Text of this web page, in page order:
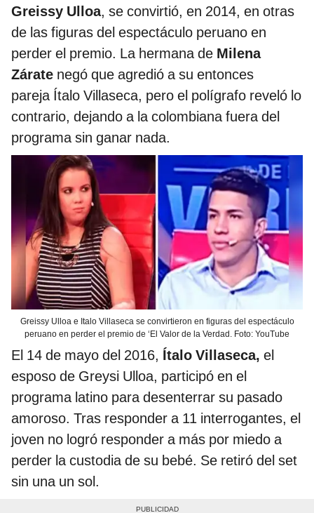
Greissy Ulloa, se convirtió, en 2014, en otras
de las figuras del espectáculo peruano en
perder el premio. La hermana de Milena
Zárate negó que agredió a su entonces
pareja Ítalo Villaseca, pero el polígrafo reveló lo
contrario, dejando a la colombiana fuera del
programa sin ganar nada.
Greissy Ulloa e Italo Villaseca se convirtieron en figuras del espectáculo
peruano en perder el premio de ‘El Valor de la Verdad. Foto: YouTube
El 14 de mayo del 2016, Ítalo Villaseca, el
esposo de Greysi Ulloa, participó en el
programa latino para desenterrar su pasado
amoroso. Tras responder a 11 interrogantes, el
joven no logró responder a más por miedo a
perder la custodia de su bebé. Se retiró del set
sin una un sol.